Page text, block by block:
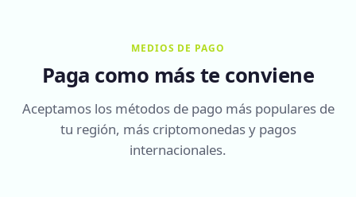
MEDIOS DE PAGO
Paga como más te conviene
Aceptamos los métodos de pago más populares de
tu región, más criptomonedas y pagos
internacionales.